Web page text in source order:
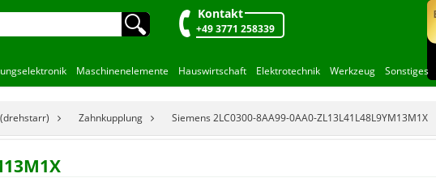
🔍︎ Kontakt
+49 3771 258339
Maschinenelemente Hauswirtschaft Elektrotechnik Werkzeug Sonstiges
Zahnkupplung Siemens 2LC0300-8AA99-0AA0-ZL13L41L48L9YM13M1X